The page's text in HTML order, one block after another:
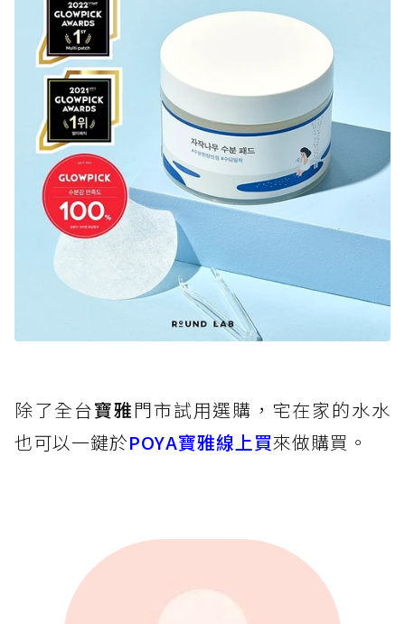
除了全台寶雅門市試用選購，宅在家的水水
也可以一鍵於POYA寶雅線上買來做購買。